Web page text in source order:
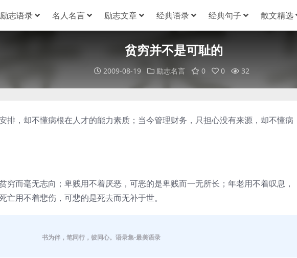
励志语录 名人名言 励志文章 经典语录 经典句子 散文精选
贫穷并不是可耻的
2009-08-19 励志名言 0 0 32
排，却不懂病根在人才的能力素质；当今管理财务，只担心没有来源，却不懂病
穷而毫无志向；卑贱用不着厌恶，可恶的是卑贱而一无所长；年老用不着叹息，
亡用不着悲伤，可悲的是死去而无补于世。
书为伴，笔同行，彼同心。语录集-最美语录